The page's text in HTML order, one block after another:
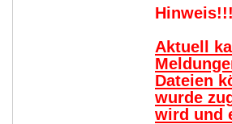
Hinweis!!!
Aktuell
Dateien
wurde
wird und